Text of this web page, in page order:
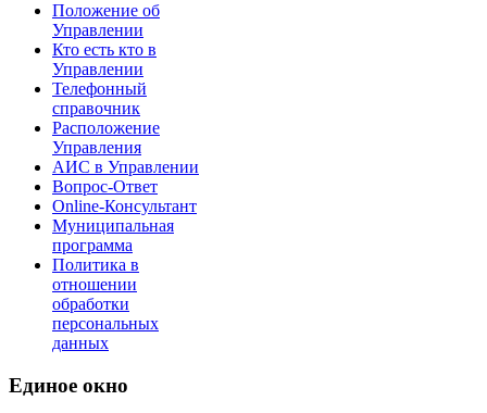
Положение об
Управлении
Кто есть кто в
Управлении
Телефонный
справочник
Расположение
Управления
АИС в Управлении
Вопрос-Ответ
Online-Консультант
Муниципальная
программа
Политика в
отношении
обработки
персональных
данных
Единое окно